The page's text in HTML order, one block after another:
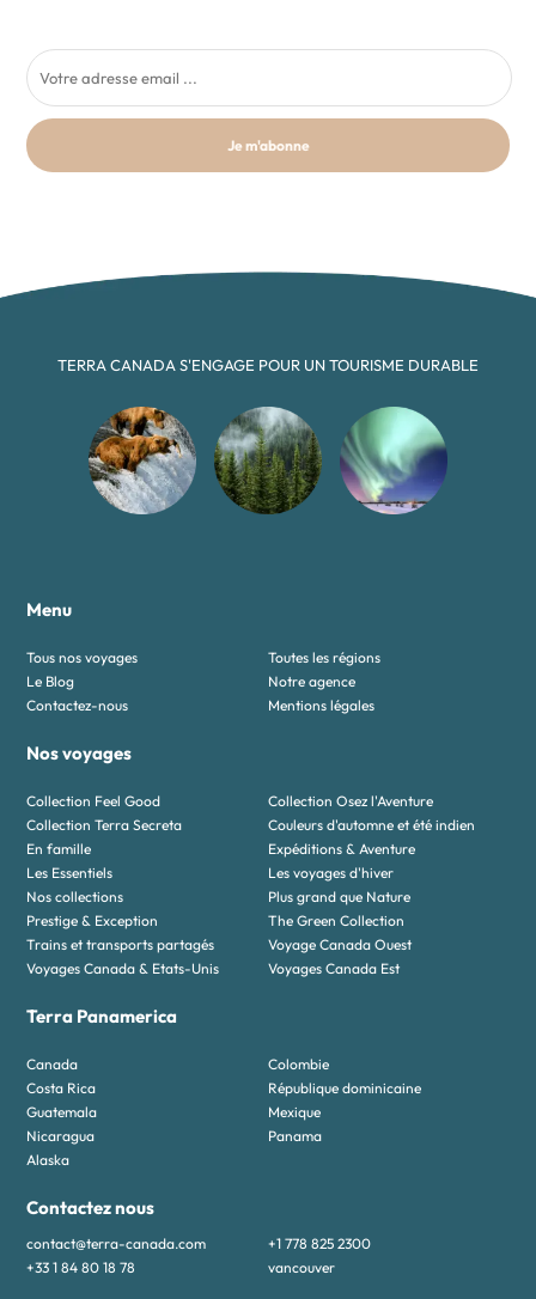
Je m'abonne
TERRA CANADA S'ENGAGE POUR UN TOURISME DURABLE
Menu
Tous nos voyages
Toutes les régions
Le Blog
Notre agence
Contactez-nous
Mentions légales
Nos voyages
Collection Feel Good
Collection Osez l'Aventure
Collection Terra Secreta
Couleurs d'automne et été indien
En famille
Expéditions & Aventure
Les Essentiels
Les voyages d'hiver
Nos collections
Plus grand que Nature
Prestige & Exception
The Green Collection
Trains et transports partagés
Voyage Canada Ouest
Voyages Canada & Etats-Unis
Voyages Canada Est
Terra Panamerica
Canada
Colombie
Costa Rica
République dominicaine
Guatemala
Mexique
Nicaragua
Panama
Alaska
Contactez nous
contact@terra-canada.com
+1 778 825 2300
+33 1 84 80 18 78
vancouver